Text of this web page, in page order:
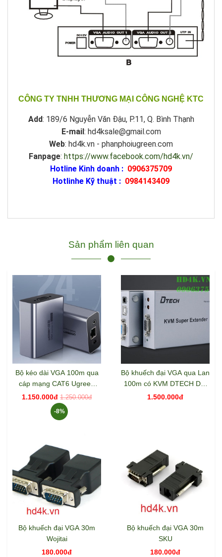
CÔNG TY TNHH THƯƠNG MẠI CÔNG NGHỆ KTC
Add: 189/6 Nguyễn Văn Đậu, P.11, Q. Bình Thạnh
E-mail : hd4ksale@gmail.com
Web: hd4k.vn - phanphoiugreen.com
Fanpage: https://www.facebook.com/hd4k.vn/
Hotline Kinh doanh : 0906375709
Hotlinhe Kỹ thuật : 0984143409
Sản phẩm liên quan
Bộ kéo dài VGA 100m qua
cáp mạng CAT6 Ugreen
60533
1.150.000đ 1.250.000đ
-8%
Bộ khuếch đại VGA qua Lan
100m có KVM DTECH DT-
7044
1.500.000đ
Bộ khuếch đại VGA 30m
Wojitai
180.000đ
Bộ khuếch đại VGA 30m
SKU
180.000đ